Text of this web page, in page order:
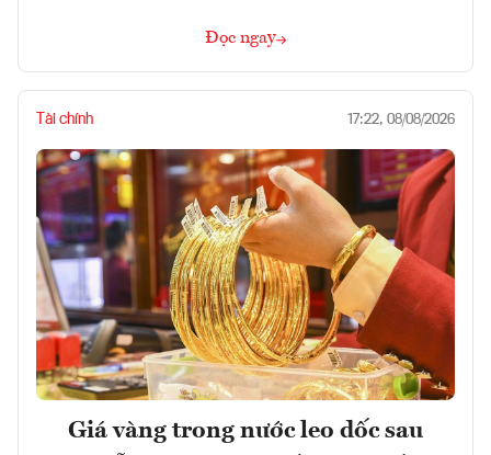
Đọc ngay
Tài chính 17:22, 08/08/2026
Giá vàng trong nước leo dốc sau